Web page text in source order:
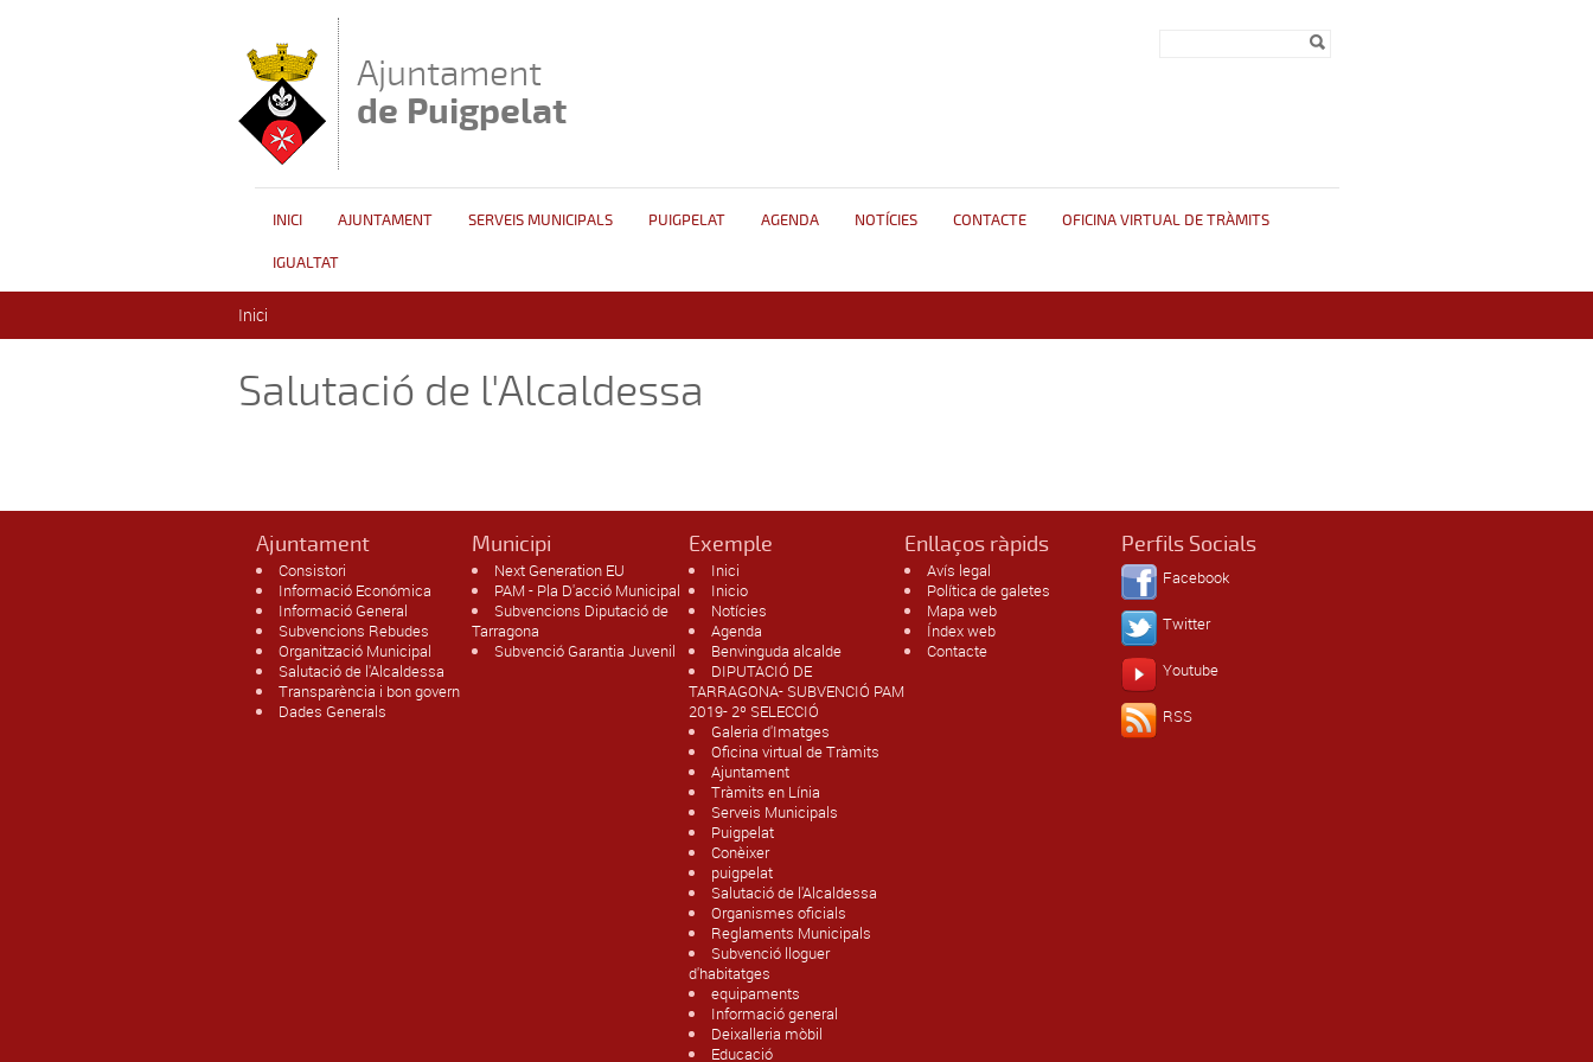
Ajuntament
de Puigpelat
INICI AJUNTAMENT SERVEIS MUNICIPALS PUIGPELAT AGENDA NOTÍCIES CONTACTE OFICINA VIRTUAL DE TRÀMITS
IGUALTAT
Inici
Salutació de l'Alcaldessa
Ajuntament
Consistori
Informació Económica
Informació General
Subvencions Rebudes
Organització Municipal
Salutació de l'Alcaldessa
Transparència i bon govern
Dades Generals
Municipi
Next Generation EU
PAM - Pla D'acció Municipal
Subvencions Diputació de
Tarragona
Subvenció Garantia Juvenil
Exemple
Inici
Inicio
Notícies
Agenda
Benvinguda alcalde
DIPUTACIÓ DE
TARRAGONA- SUBVENCIÓ PAM
2019- 2º SELECCIÓ
Galeria d'Imatges
Oficina virtual de Tràmits
Ajuntament
Tràmits en Línia
Serveis Municipals
Puigpelat
Conèixer
puigpelat
Salutació de l'Alcaldessa
Organismes oficials
Reglaments Municipals
Subvenció lloguer
d'habitatges
equipaments
Informació general
Deixalleria mòbil
Educació
Enllaços ràpids
Avís legal
Política de galetes
Mapa web
Índex web
Contacte
Perfils Socials
Facebook
Twitter
Youtube
RSS